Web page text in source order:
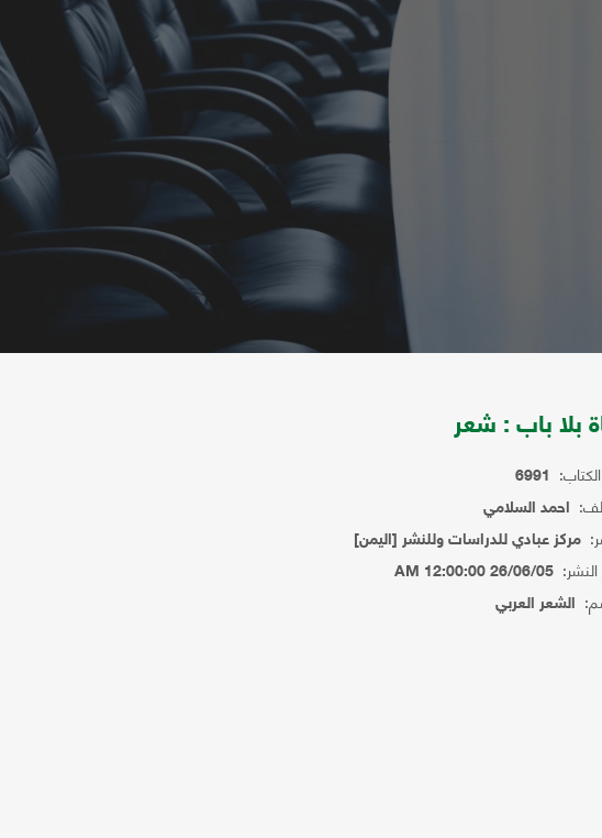
بلا باب : شعر
6991
احمد السلامي
مركز عبادي للدراسات وللنشر [اليمن]
النشر: 26/06/05 12:00:00 AM
الشعر العربي